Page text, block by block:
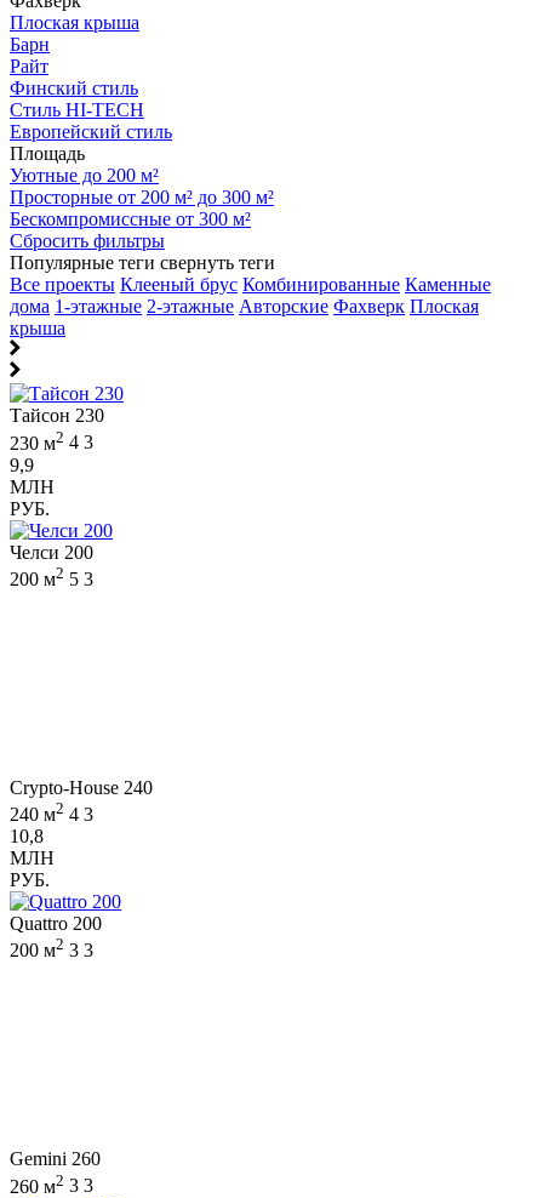
Плоская крыша
Барн
Райт
Финский стиль
Стиль HI-TECH
Европейский стиль
Площадь
Уютные до 200 м²
Просторные от 200 м² до 300 м²
Бескомпромиссные от 300 м²
Сбросить фильтры
Популярные теги свернуть теги
Все проекты Клееный брус Комбинированные Каменные
дома 1-этажные 2-этажные Авторские Фахверк Плоская
крыша
Тайсон 230
230 м2 4 3
9,9
МЛН
РУБ.
Челси 200
200 м2 5 3
Crypto-House 240
240 м2 4 3
10,8
МЛН
РУБ.
Quattro 200
200 м2 3 3
Gemini 260
260 м2 3 3